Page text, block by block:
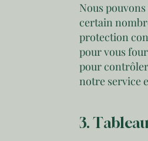
Nous
certain
protection
pour vous
pour
notre service
3.